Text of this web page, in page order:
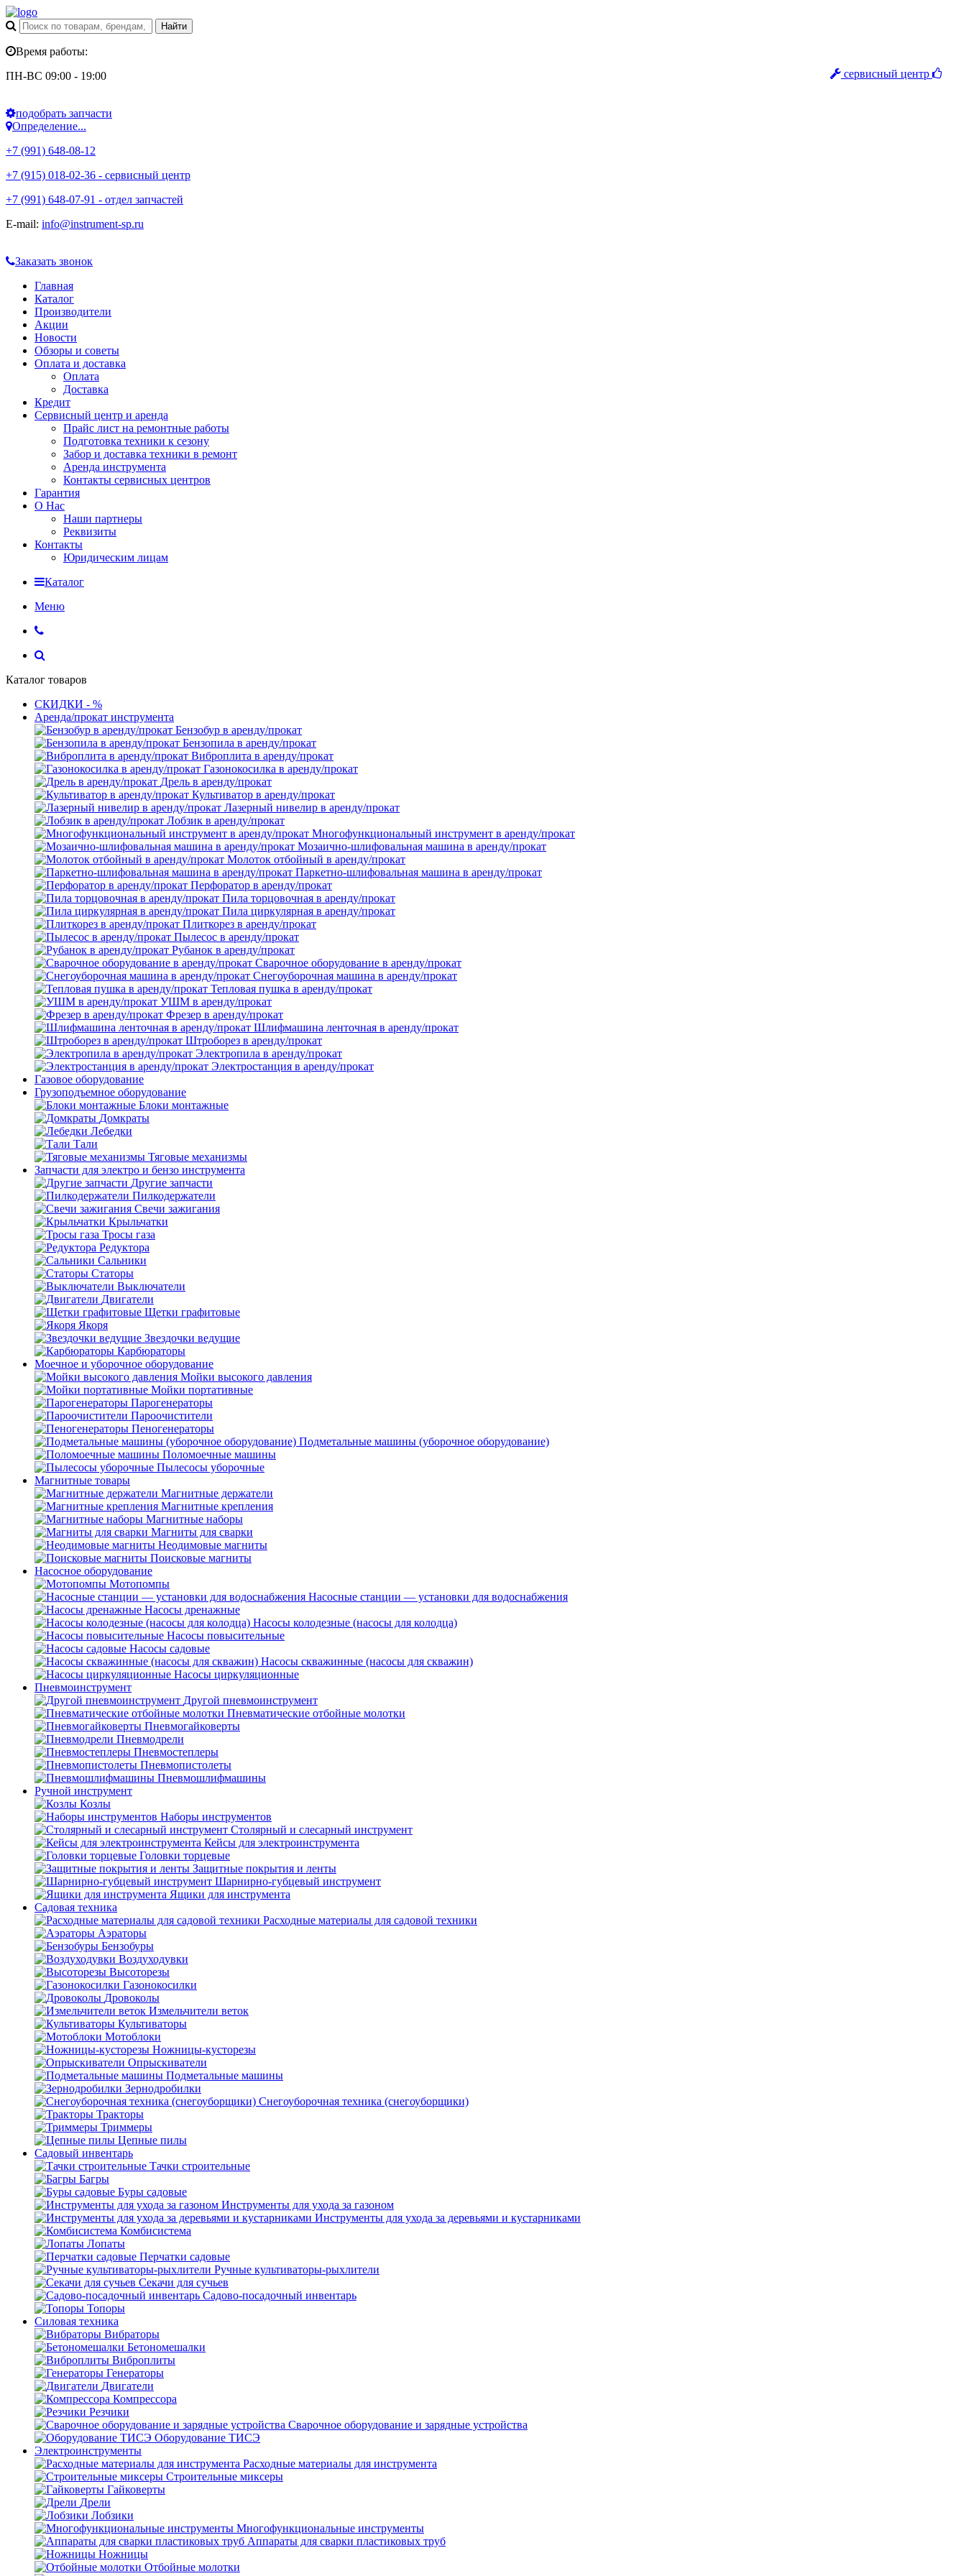
сервисный центр
Время работы:
ПН-ВС 09:00 - 19:00
подобрать запчасти
Определение...
+7 (991) 648-08-12
+7 (915) 018-02-36 - сервисный центр
+7 (991) 648-07-91 - отдел запчастей
E-mail: info@instrument-sp.ru
Заказать звонок
Главная
Каталог
Производители
Акции
Новости
Обзоры и советы
Оплата и доставка
Оплата
Доставка
Кредит
Сервисный центр и аренда
Прайс лист на ремонтные работы
Подготовка техники к сезону
Забор и доставка техники в ремонт
Аренда инструмента
Контакты сервисных центров
Гарантия
О Нас
Наши партнеры
Реквизиты
Контакты
Юридическим лицам
Каталог
Меню
Каталог товаров
СКИДКИ - %
Аренда/прокат инструмента
Бензобур в аренду/прокат
Бензопила в аренду/прокат
Виброплита в аренду/прокат
Газонокосилка в аренду/прокат
Дрель в аренду/прокат
Культиватор в аренду/прокат
Лазерный нивелир в аренду/прокат
Лобзик в аренду/прокат
Многофункциональный инструмент в аренду/прокат
Мозаично-шлифовальная машина в аренду/прокат
Молоток отбойный в аренду/прокат
Паркетно-шлифовальная машина в аренду/прокат
Перфоратор в аренду/прокат
Пила торцовочная в аренду/прокат
Пила циркулярная в аренду/прокат
Плиткорез в аренду/прокат
Пылесос в аренду/прокат
Рубанок в аренду/прокат
Сварочное оборудование в аренду/прокат
Снегоуборочная машина в аренду/прокат
Тепловая пушка в аренду/прокат
УШМ в аренду/прокат
Фрезер в аренду/прокат
Шлифмашина ленточная в аренду/прокат
Штроборез в аренду/прокат
Электропила в аренду/прокат
Электростанция в аренду/прокат
Газовое оборудование
Грузоподъемное оборудование
Блоки монтажные
Домкраты
Лебедки
Тали
Тяговые механизмы
Запчасти для электро и бензо инструмента
Другие запчасти
Пилкодержатели
Свечи зажигания
Крыльчатки
Тросы газа
Редуктора
Сальники
Статоры
Выключатели
Двигатели
Щетки графитовые
Якоря
Звездочки ведущие
Карбюраторы
Моечное и уборочное оборудование
Мойки высокого давления
Мойки портативные
Парогенераторы
Пароочистители
Пеногенераторы
Подметальные машины (уборочное оборудование)
Поломоечные машины
Пылесосы уборочные
Магнитные товары
Магнитные держатели
Магнитные крепления
Магнитные наборы
Магниты для сварки
Неодимовые магниты
Поисковые магниты
Насосное оборудование
Мотопомпы
Насосные станции — установки для водоснабжения
Насосы дренажные
Насосы колодезные (насосы для колодца)
Насосы повысительные
Насосы садовые
Насосы скважинные (насосы для скважин)
Насосы циркуляционные
Пневмоинструмент
Другой пневмоинструмент
Пневматические отбойные молотки
Пневмогайковерты
Пневмодрели
Пневмостеплеры
Пневмопистолеты
Пневмошлифмашины
Ручной инструмент
Козлы
Наборы инструментов
Столярный и слесарный инструмент
Кейсы для электроинструмента
Головки торцевые
Защитные покрытия и ленты
Шарнирно-губцевый инструмент
Ящики для инструмента
Садовая техника
Расходные материалы для садовой техники
Аэраторы
Бензобуры
Воздуходувки
Высоторезы
Газонокосилки
Дровоколы
Измельчители веток
Культиваторы
Мотоблоки
Ножницы-кусторезы
Опрыскиватели
Подметальные машины
Зернодробилки
Снегоуборочная техника (снегоуборщики)
Тракторы
Триммеры
Цепные пилы
Садовый инвентарь
Тачки строительные
Багры
Буры садовые
Инструменты для ухода за газоном
Инструменты для ухода за деревьями и кустарниками
Комбисистема
Лопаты
Перчатки садовые
Ручные культиваторы-рыхлители
Секачи для сучьев
Садово-посадочный инвентарь
Топоры
Силовая техника
Вибраторы
Бетономешалки
Виброплиты
Генераторы
Двигатели
Компрессора
Резчики
Сварочное оборудование и зарядные устройства
Оборудование ТИСЭ
Электроинструменты
Расходные материалы для инструмента
Строительные миксеры
Гайковерты
Дрели
Лобзики
Многофункциональные инструменты
Аппараты для сварки пластиковых труб
Ножницы
Отбойные молотки